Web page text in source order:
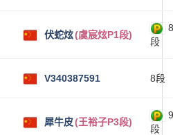
伏蛇炫(虞宸炫P1段)
8
段
V340387591 8段
犀牛皮(王裕子P3段)
9
段